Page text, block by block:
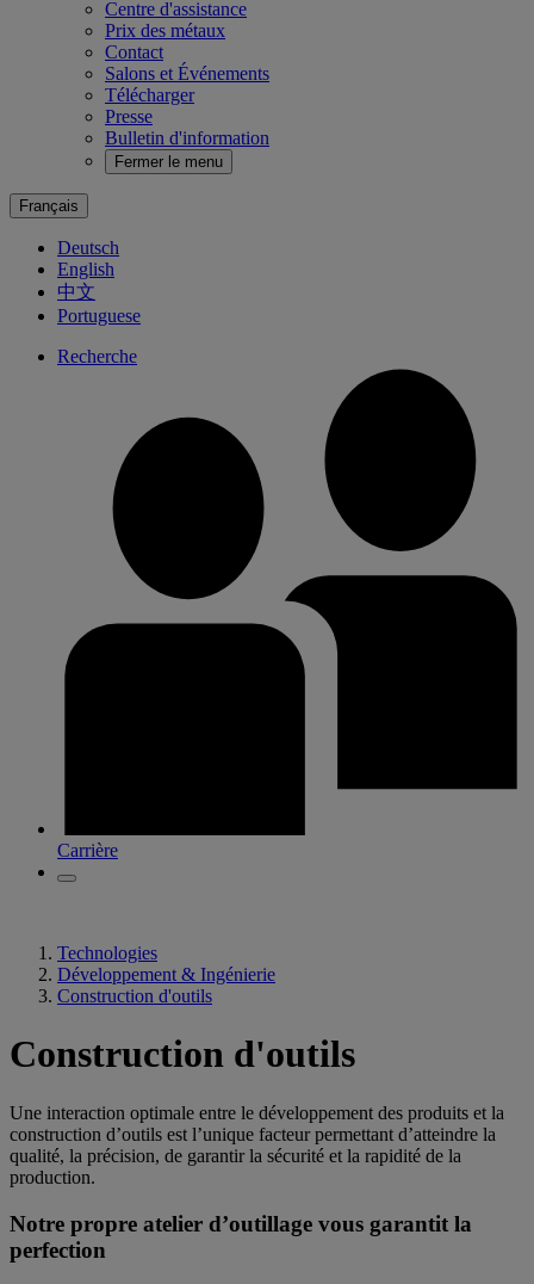
Centre d'assistance
Prix des métaux
Contact
Salons et Événements
Télécharger
Presse
Bulletin d'information
Fermer le menu
Français
Deutsch
English
中文
Portuguese
Recherche
Carrière
Technologies
Développement & Ingénierie
Construction d'outils
Construction d'outils
Une interaction optimale entre le développement des produits et la
construction d’outils est l’unique facteur permettant d’atteindre la
qualité, la précision, de garantir la sécurité et la rapidité de la
production.
Notre propre atelier d’outillage vous garantit la
perfection